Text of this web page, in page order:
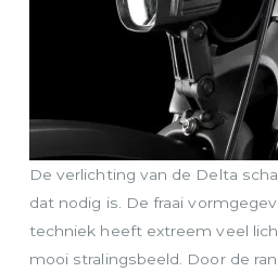
De verlichting van de Delta
dat nodig is. De fraai
techniek heeft extreem veel
mooi stralingsbeeld. Door de